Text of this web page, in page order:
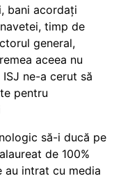
bani acordați
timp de
general,
aceea nu
ne-a cerut să
pentru
să-i ducă pe
de 100%
au intrat cu media